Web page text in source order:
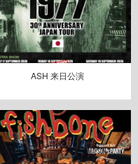
ASH 来日公演